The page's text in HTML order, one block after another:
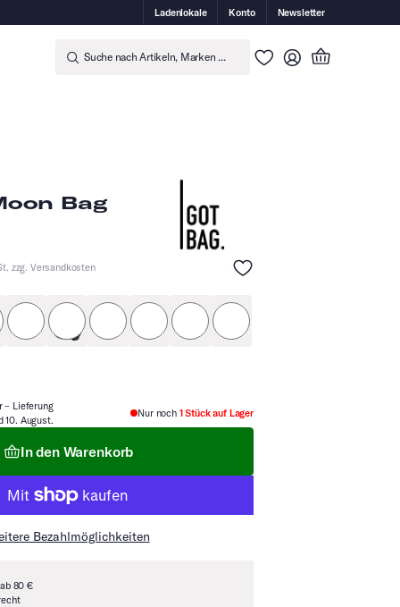
Ladenlokale Konto Newsletter
Suche nach Artikeln, Marken ...
Bag
zzg. Versandkosten
dunkelblau
bass algae soft shellmonochrome wrasse
schwarzseal
– Lieferung
10. August.
Nur noch 1 Stück auf Lager
In den Warenkorb
Bezahlmöglichkeiten
80 €